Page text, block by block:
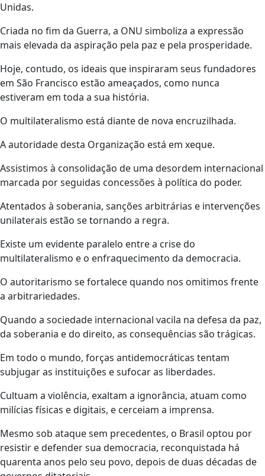
Unidas.
Criada no fim da Guerra, a ONU simboliza a expressão
mais elevada da aspiração pela paz e pela prosperidade.
Hoje, contudo, os ideais que inspiraram seus fundadores
em São Francisco estão ameaçados, como nunca
estiveram em toda a sua história.
O multilateralismo está diante de nova encruzilhada.
A autoridade desta Organização está em xeque.
Assistimos à consolidação de uma desordem internacional
marcada por seguidas concessões à política do poder.
Atentados à soberania, sanções arbitrárias e intervenções
unilaterais estão se tornando a regra.
Existe um evidente paralelo entre a crise do
multilateralismo e o enfraquecimento da democracia.
O autoritarismo se fortalece quando nos omitimos frente
a arbitrariedades.
Quando a sociedade internacional vacila na defesa da paz,
da soberania e do direito, as consequências são trágicas.
Em todo o mundo, forças antidemocráticas tentam
subjugar as instituições e sufocar as liberdades.
Cultuam a violência, exaltam a ignorância, atuam como
milícias físicas e digitais, e cerceiam a imprensa.
Mesmo sob ataque sem precedentes, o Brasil optou por
resistir e defender sua democracia, reconquistada há
quarenta anos pelo seu povo, depois de duas décadas de